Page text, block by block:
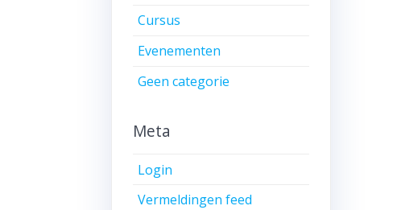
Cursus
Evenementen
Geen categorie
Meta
Login
Vermeldingen feed